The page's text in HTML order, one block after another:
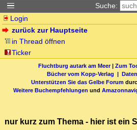
Suche:
Login
zurück zur Hauptseite
in Thread öffnen
Ticker
Fluchtburg autark am Meer| Zum
Bücher vom Kopp-Verlag |
Unterstützen Sie das Gelbe Forum
Weitere Buchempfehlungen und
nur kurz zum Thema - hier ist ein